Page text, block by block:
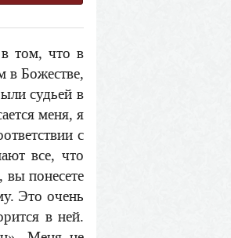
том, что в
в Божестве,
судьей в
меня, я
с
все, что
вы понесете
Это очень
в ней.